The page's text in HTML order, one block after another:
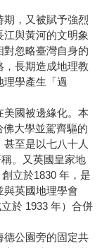
，又被賦予強烈
與黃河的文明象
忽略臺灣自身的
長期造成地理教
學產生「過
國被邊緣化。本
大學並駕齊驅的
至是以七八十人
。又英國皇家地
立於1830 年，是
與英國地理學會
於 1933 年）合併
德公園旁的固定共